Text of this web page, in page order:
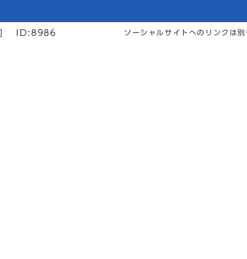
ID:8986 ソーシャルサイトへのリンクは